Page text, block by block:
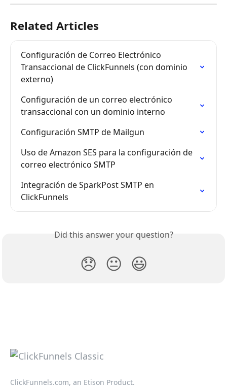
Related Articles
Configuración de Correo Electrónico
Transaccional de ClickFunnels (con dominio
externo)
Configuración de un correo electrónico
transaccional con un dominio interno
Configuración SMTP de Mailgun
Uso de Amazon SES para la configuración de
correo electrónico SMTP
Integración de SparkPost SMTP en
ClickFunnels
Did this answer your question?
😞 😐 😃
ClickFunnels.com, an Etison Product.